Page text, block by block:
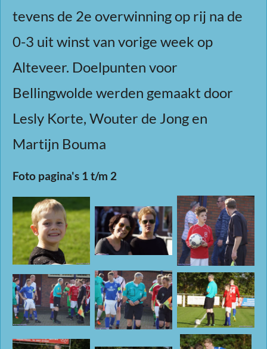
tevens de 2e overwinning op rij na de
0-3 uit winst van vorige week op
Alteveer. Doelpunten voor
Bellingwolde werden gemaakt door
Lesly Korte, Wouter de Jong en
Martijn Bouma
Foto pagina's 1 t/m 2